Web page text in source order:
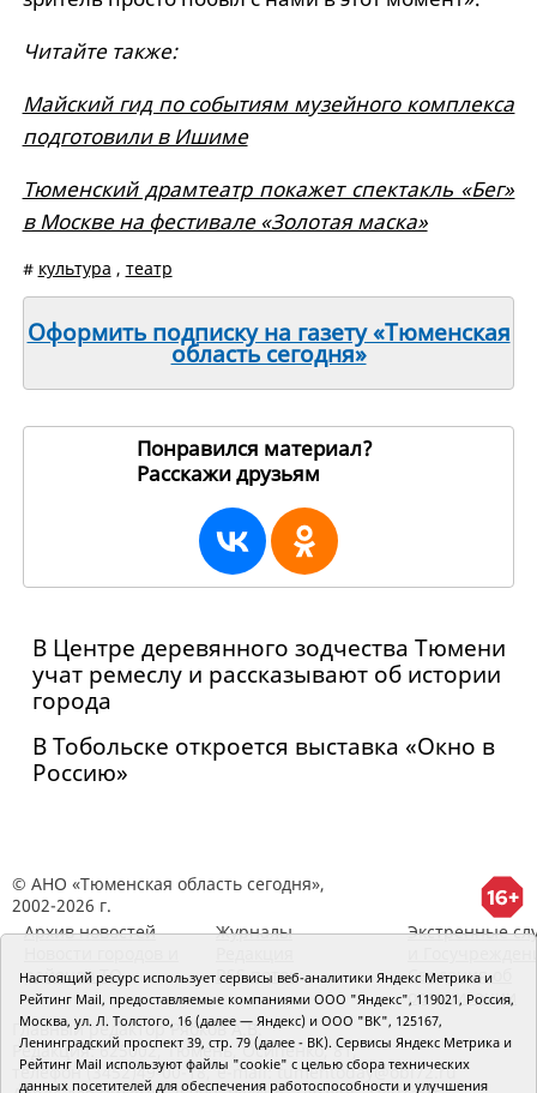
Читайте также:
Майский гид по событиям музейного комплекса
подготовили в Ишиме
Тюменский драмтеатр покажет спектакль «Бег»
в Москве на фестивале «Золотая маска»
# культура , театр
Оформить подписку на газету «Тюменская
область сегодня»
Понравился материал?
Расскажи друзьям
В Центре деревянного зодчества Тюмени
учат ремеслу и рассказывают об истории
города
В Тобольске откроется выставка «Окно в
Россию»
© АНО «Тюменская область сегодня»,
2002-2026 г.
Архив новостей
районов ТО
Журналы
RSS поток
Экстренные
Сведения об
организации
Главный редактор Рябков А.В.
Редакция: 625002, Тюмень, Осипенко, 81,
телефон (3452)49-00-18, e-mail: tumentoday@obl72.ru
Настоящий ресурс использует сервисы веб-аналитики Яндекс Метрика и
Рейтинг Mail, предоставляемые компаниями ООО "Яндекс", 119021, Россия,
Москва, ул. Л. Толстого, 16 (далее — Яндекс) и ООО "ВК", 125167,
Ленинградский проспект 39, стр. 79 (далее - ВК). Сервисы Яндекс Метрика и
Рейтинг Mail используют файлы "cookie" с целью сбора технических
данных посетителей для обеспечения работоспособности и улучшения